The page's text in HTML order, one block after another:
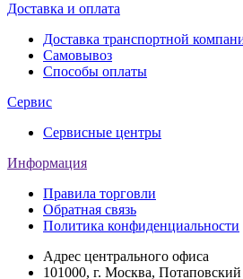
Доставка и оплата
Доставка транспортной
Самовывоз
Способы оплаты
Сервис
Сервисные центры
Информация
Правила торговли
Обратная связь
Политика конфиденциальности
Адрес центрального офиса
101000, г. Москва,